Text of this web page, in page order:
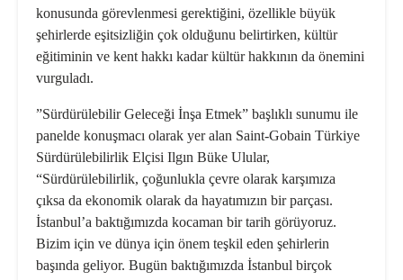
konusunda görevlenmesi gerektiğini, özellikle büyük
şehirlerde eşitsizliğin çok olduğunu belirtirken, kültür
eğitiminin ve kent hakkı kadar kültür hakkının da önemini
vurguladı.
”Sürdürülebilir Geleceği İnşa Etmek” başlıklı sunumu ile
panelde konuşmacı olarak yer alan Saint-Gobain Türkiye
Sürdürülebilirlik Elçisi Ilgın Büke Ulular,
“Sürdürülebilirlik, çoğunlukla çevre olarak karşımıza
çıksa da ekonomik olarak da hayatımızın bir parçası.
İstanbul’a baktığımızda kocaman bir tarih görüyoruz.
Bizim için ve dünya için önem teşkil eden şehirlerin
başında geliyor. Bugün baktığımızda İstanbul birçok